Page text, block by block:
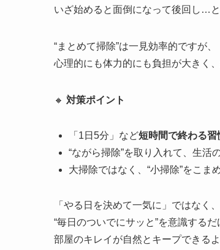
いざ始めると面倒になって後回し…
“まとめて掃除”は一見効率的ですが、
心理的にも体力的にも負担が大きく
🔸 対策ポイント
「1日5分」など短時間で終わる習
“ながら掃除”を取り入れて、生活
大掃除ではなく、“小掃除”をこま
「やる日を決めて一気に」ではなく、
“毎日のついでにサッと”を意識するだ
部屋のキレイが自然とキープできる